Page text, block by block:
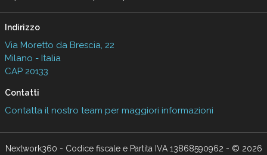
Indirizzo
Via Moretto da Brescia, 22
Milano - Italia
CAP 20133
Contatti
Contatta il nostro team per maggiori informazioni
Nextwork360 - Codice fiscale e Partita IVA 13868590962 - © 2026